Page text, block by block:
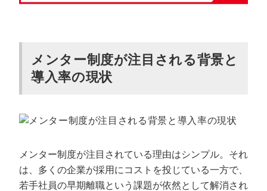
メンター制度が注目される背景と
導入率の現状
メンター制度が注目されている理由はシンプル。それ
は、多くの企業が採用にコストを投じている一方で、
若手社員の早期離職という課題が依然として解消され